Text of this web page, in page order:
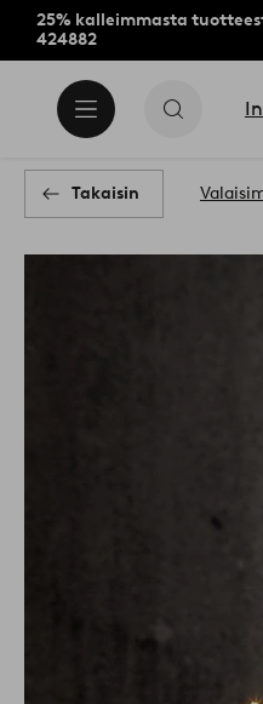
25% kalleimmasta
424882
Takaisin